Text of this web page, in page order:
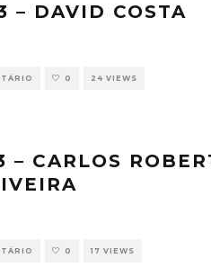
– DAVID COSTA
0 24 VIEWS
– CARLOS
0 17 VIEWS